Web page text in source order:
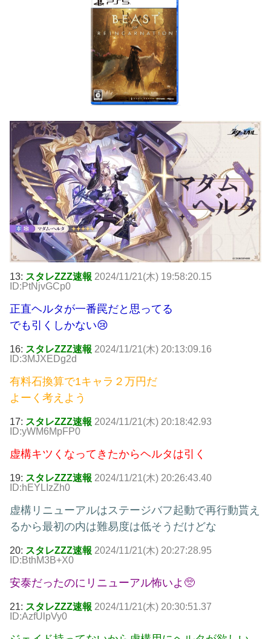
13: スタレZZZ速報 2024/11/21(木) 19:58:20.15
ID:PtNjvGCp0
正直ヘルタが一番罠だと思ってる
でも引くしかない😢
16: スタレZZZ速報 2024/11/21(木) 20:13:09.16
ID:3MJXEDg2d
有料石換算で1キャラ２万円だ
よーく考えよう
17: スタレZZZ速報 2024/11/21(木) 20:18:42.93
ID:yWM6MpFP0
虚構キツくなってきたからヘルタは引く
19: スタレZZZ速報 2024/11/21(木) 20:26:43.40
ID:hEYLIzZh0
虚構リニューアルはステージバフ起動で再行動貰え
るから最初の内は難易度は低そうだけどな
20: スタレZZZ速報 2024/11/21(木) 20:27:28.95
ID:BthM3B+X0
安泰だったのにリニューアル怖いよ🥺
21: スタレZZZ速報 2024/11/21(木) 20:30:51.37
ID:AzfUlpVy0